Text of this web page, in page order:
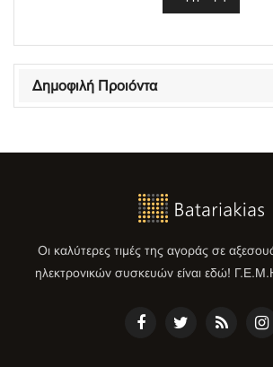
Δημοφιλή Προιόντα
Οι καλύτερες τιμές της αγοράς σε
ηλεκτρονικών συσκευών είναι εδώ!